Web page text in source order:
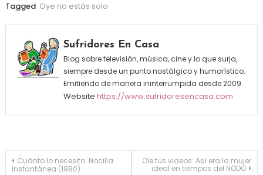
Tagged Oye no estás solo
Sufridores En Casa
Blog sobre televisión, música, cine y lo que surja,
siempre desde un punto nostálgico y humorístico.
Emitiendo de manera ininterrumpida desde 2009.
Website https://www.sufridoresencasa.com
Navegación de entradas
Cuánto lo necesito: Nocilla
instantánea (1980)
Ole tus videos: Así era la mujer
ideal en tiempos del NODO